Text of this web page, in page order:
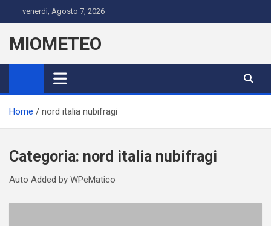
to
content
venerdì, Agosto 7, 2026
MIOMETEO
Home nord italia nubifragi
Categoria: nord italia nubifragi
Auto Added by WPeMatico